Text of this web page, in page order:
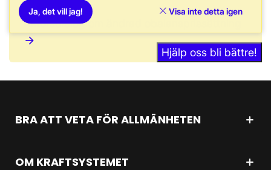
Aktörsdialog om ändrad obalansprissättning
arrow_forward
Ja, det vill jag! Visa inte detta igen
Hjälp oss bli bättre!
BRA ATT VETA FÖR ALLMÄNHETEN
OM KRAFTSYSTEMET